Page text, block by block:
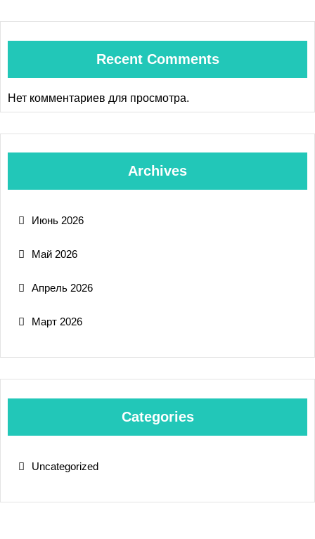
Recent Comments
Нет комментариев для просмотра.
Archives
Июнь 2026
Май 2026
Апрель 2026
Март 2026
Categories
Uncategorized